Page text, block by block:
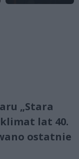
„Stara
klimat lat 40.
ostatnie